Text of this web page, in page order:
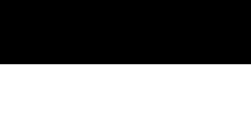
content